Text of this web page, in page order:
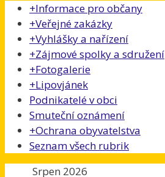
+Informace pro občany
+Veřejné zakázky
+Vyhlášky a nařízení
+Zájmové spolky a sdružení
+Fotogalerie
+Lipovjánek
Podnikatelé v obci
Smuteční oznámení
+Ochrana obyvatelstva
Seznam všech rubrik
Srpen 2026